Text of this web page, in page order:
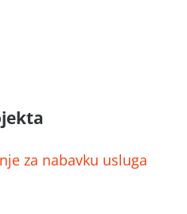
za nabavku usluga